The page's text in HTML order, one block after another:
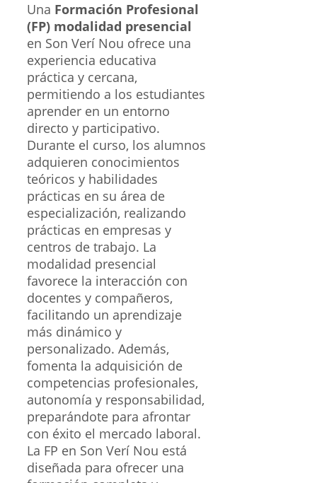
Una Formación Profesional
(FP) modalidad presencial
en Son Verí Nou ofrece una
experiencia educativa
práctica y cercana,
permitiendo a los estudiantes
aprender en un entorno
directo y participativo.
Durante el curso, los alumnos
adquieren conocimientos
teóricos y habilidades
prácticas en su área de
especialización, realizando
prácticas en empresas y
centros de trabajo. La
modalidad presencial
favorece la interacción con
docentes y compañeros,
facilitando un aprendizaje
más dinámico y
personalizado. Además,
fomenta la adquisición de
competencias profesionales,
autonomía y responsabilidad,
preparándote para afrontar
con éxito el mercado laboral.
La FP en Son Verí Nou está
diseñada para ofrecer una